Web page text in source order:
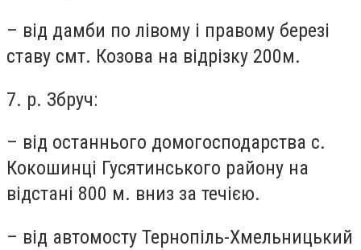
– від дамби по лівому і правому березі
ставу смт. Козова на відрізку 200м.
7. р. Збруч:
– від останнього домогосподарства с.
Кокошинці Гусятинського району на
відстані 800 м. вниз за течією.
– від автомосту Тернопіль-Хмельницький